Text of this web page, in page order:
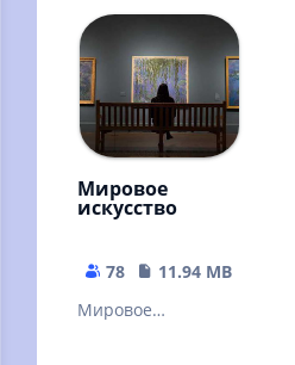
приложения
DrawFez.
Мировое
искусство
78
11.94 MB
Мировое